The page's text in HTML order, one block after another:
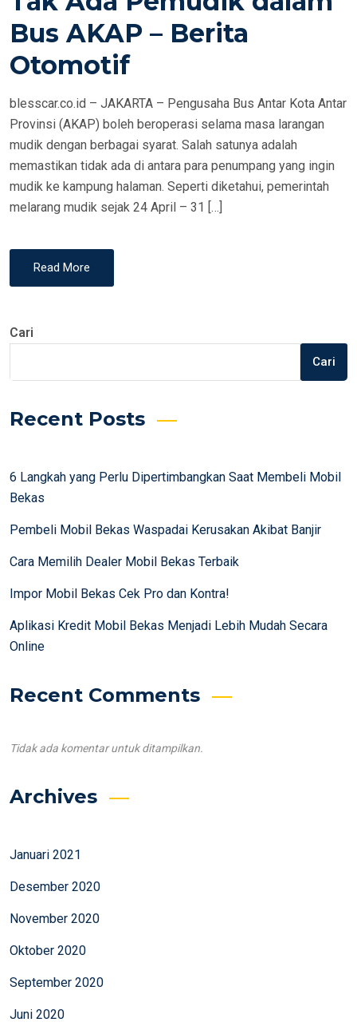
Bus AKAP – Berita
Otomotif
blesscar.co.id – JAKARTA – Pengusaha Bus Antar Kota Antar
Provinsi (AKAP) boleh beroperasi selama masa larangan
mudik dengan berbagai syarat. Salah satunya adalah
memastikan tidak ada di antara para penumpang yang ingin
mudik ke kampung halaman. Seperti diketahui, pemerintah
melarang mudik sejak 24 April – 31 […]
Read More
Cari
Cari
Recent Posts
6 Langkah yang Perlu Dipertimbangkan Saat Membeli Mobil
Bekas
Pembeli Mobil Bekas Waspadai Kerusakan Akibat Banjir
Cara Memilih Dealer Mobil Bekas Terbaik
Impor Mobil Bekas Cek Pro dan Kontra!
Aplikasi Kredit Mobil Bekas Menjadi Lebih Mudah Secara
Online
Recent Comments
Tidak ada komentar untuk ditampilkan.
Archives
Januari 2021
Desember 2020
November 2020
Oktober 2020
September 2020
Juni 2020